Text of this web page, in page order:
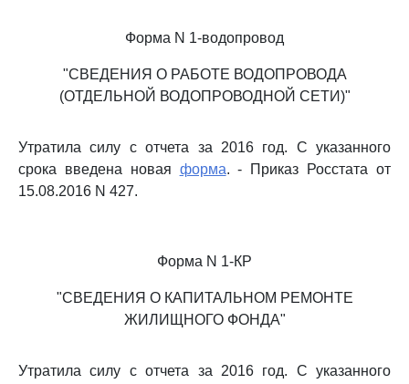
Форма N 1-водопровод
"СВЕДЕНИЯ О РАБОТЕ ВОДОПРОВОДА
(ОТДЕЛЬНОЙ ВОДОПРОВОДНОЙ СЕТИ)"
Утратила силу с отчета за 2016 год. С указанного
срока введена новая форма. - Приказ Росстата от
15.08.2016 N 427.
Форма N 1-КР
"СВЕДЕНИЯ О КАПИТАЛЬНОМ РЕМОНТЕ
ЖИЛИЩНОГО ФОНДА"
Утратила силу с отчета за 2016 год. С указанного